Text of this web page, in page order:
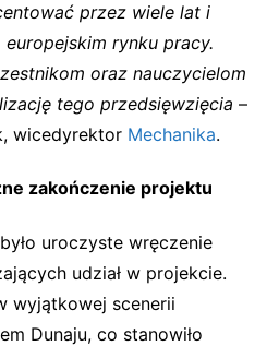
przez wiele lat i
rynku pracy.
oraz nauczycielom
tego przedsięwzięcia –
wicedyrektor Mechanika.
zakończenie projektu
uroczyste wręczenie
udział w projekcie.
wyjątkowej scenerii
Dunaju, co stanowiło